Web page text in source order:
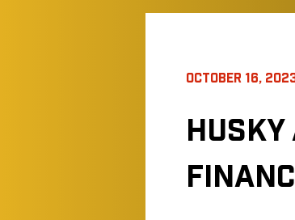
OCTOBER 16,